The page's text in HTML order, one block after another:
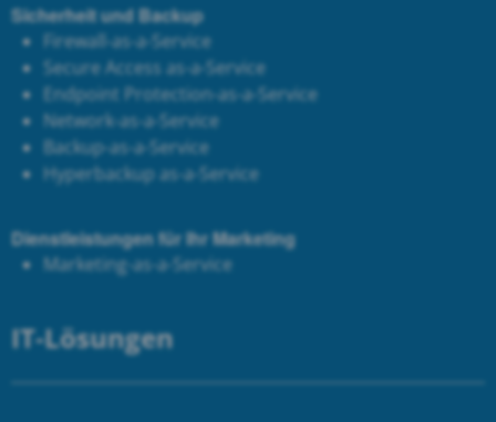
Sicherheit und Backup
Firewall-as-a-Service
Secure Access as-a-Service
Endpoint Protection-as-a-Service
Network-as-a-Service
Backup-as-a-Service
Hyperbackup as-a-Service
Dienstleistungen für Ihr Marketing
Marketing-as-a-Service
IT-Lösungen